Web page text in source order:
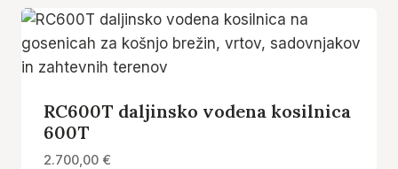
RC600T daljinsko vodena kosilnica
600T
2.700,00 €